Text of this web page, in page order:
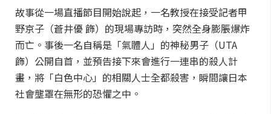
故事從一場直播節目開始說起，一名教授在接受記者甲
野京子（蒼井優 飾）的現場專訪時，突然全身膨脹爆炸
而亡。事後一名自稱是「氣體人」的神秘男子（UTA
飾）公開自首，並預告接下來會進行一連串的殺人計
畫，將「白色中心」的相關人士全都殺害，瞬間讓日本
社會壟罩在無形的恐懼之中。